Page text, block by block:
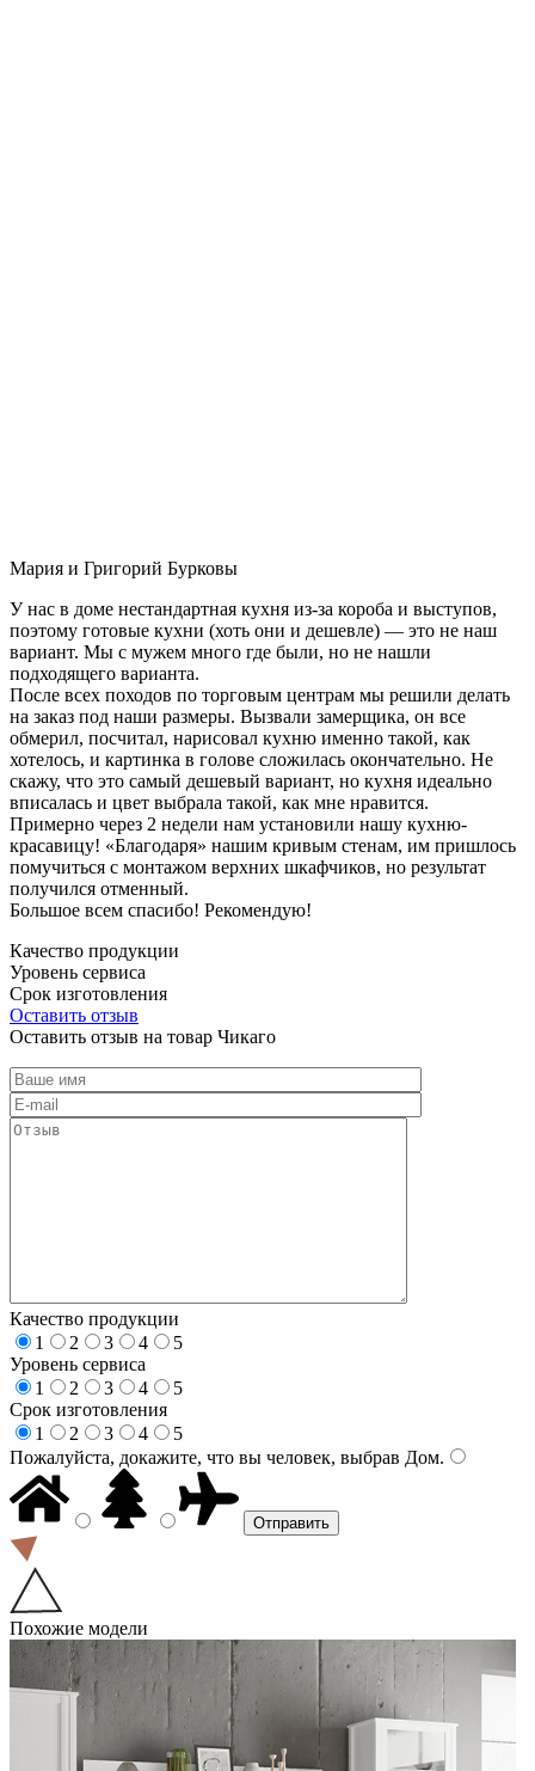
Мария и Григорий Бурковы
У нас в доме нестандартная кухня из-за короба и выступов,
поэтому готовые кухни (хоть они и дешевле) — это не наш
вариант. Мы с мужем много где были, но не нашли
подходящего варианта.
После всех походов по торговым центрам мы решили делать
на заказ под наши размеры. Вызвали замерщика, он все
обмерил, посчитал, нарисовал кухню именно такой, как
хотелось, и картинка в голове сложилась окончательно. Не
скажу, что это самый дешевый вариант, но кухня идеально
вписалась и цвет выбрала такой, как мне нравится.
Примерно через 2 недели нам установили нашу кухню-
красавицу! «Благодаря» нашим кривым стенам, им пришлось
помучиться с монтажом верхних шкафчиков, но результат
получился отменный.
Большое всем спасибо! Рекомендую!
Качество продукции
Уровень сервиса
Срок изготовления
Оставить отзыв
Оставить отзыв на товар Чикаго
Качество продукции
1
2 3 4
5
Уровень сервиса
1
2 3 4
5
Срок изготовления
1
2 3 4
5
Пожалуйста, докажите, что вы человек, выбрав Дом.
Похожие модели